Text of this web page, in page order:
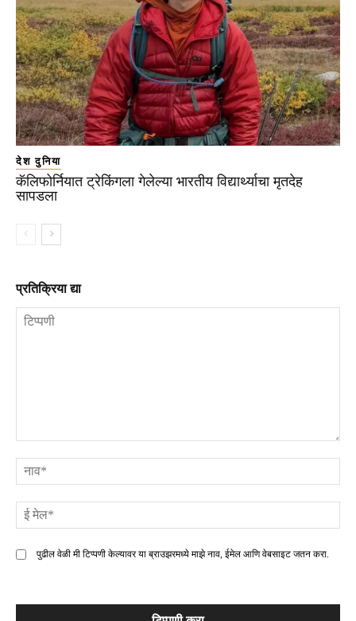
देश दुनिया
कॅलिफोर्नियात ट्रेकिंगला गेलेल्या भारतीय विद्यार्थ्याचा मृतदेह
सापडला
प्रतिक्रिया द्या
पुढील वेळी मी टिप्पणी केल्यावर या ब्राउझरमध्ये माझे नाव, ईमेल आणि वेबसाइट जतन करा.